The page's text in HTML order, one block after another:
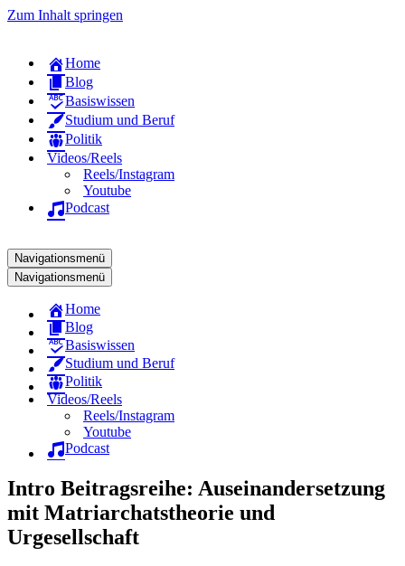
Zum Inhalt springen
Home
Blog
Basiswissen
Studium und Beruf
Politik
Videos/Reels
Reels/Instagram
Youtube
Podcast
Navigationsmenü
Navigationsmenü
Home
Blog
Basiswissen
Studium und Beruf
Politik
Videos/Reels
Reels/Instagram
Youtube
Podcast
Intro Beitragsreihe: Auseinandersetzung
mit Matriarchatstheorie und
Urgesellschaft